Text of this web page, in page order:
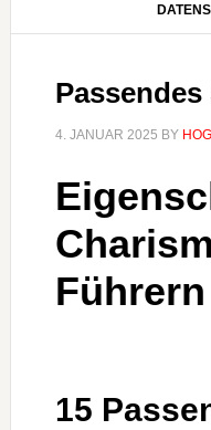
Passendes
4. JANUAR 2025 BY
Führern
15